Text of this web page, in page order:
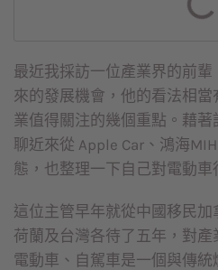
最近我採訪一位產業界的前
來的發展機會，他的看法相
業值得關注的幾個重點。藉
聊近來從 Apple Car、鴻海
態，也整理一下自己對電動車
這位主管早年就從中國移民
荷蘭及台灣各待了五年，對產
電動車、自駕車是一個與傳統